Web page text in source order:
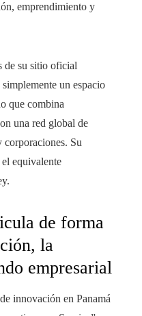
emprendimiento y
de su sitio oficial
simplemente un espacio
que combina
una red global de
corporaciones. Su
equivalente
de forma
la
empresarial
innovación en Panamá